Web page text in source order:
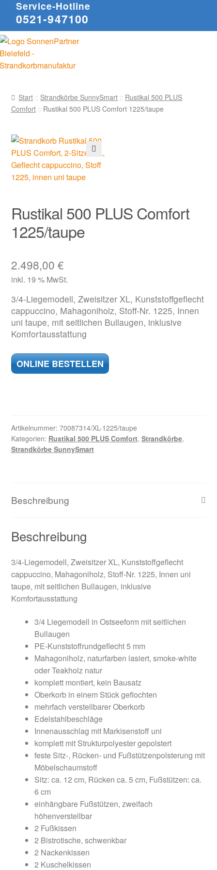
Service-Hotline
0521-947100
Start Strandkörbe SunnySmart
Rustikal 500 PLUS
Comfort
Rustikal 500 PLUS Comfort 1225/taupe
🔍
Rustikal 500 PLUS Comfort
1225/taupe
2.498,00 €
inkl. 19 % MwSt.
3/4-Liegemodell, Zweisitzer XL, Kunststoffgeflecht
cappuccino, Mahagoniholz, Stoff-Nr. 1225, Innen
uni taupe, mit seitlichen Bullaugen, inklusive
Komfortausstattung
ONLINE BESTELLEN
Artikelnummer: 70087314/XL-1225/taupe
Kategorien: Rustikal 500 PLUS Comfort, Strandkörbe,
Strandkörbe SunnySmart
Beschreibung
Beschreibung
3/4-Liegemodell, Zweisitzer XL, Kunststoffgeflecht
cappuccino, Mahagoniholz, Stoff-Nr. 1225, Innen uni
taupe, mit seitlichen Bullaugen, inklusive
Komfortausstattung
3/4 Liegemodell in Ostseeform mit seitlichen
Bullaugen
PE-Kunststoffrundgeflecht 5 mm
Mahagoniholz, naturfarben lasiert, smoke-white
oder Teakholz natur
komplett montiert, kein Bausatz
Oberkorb in einem Stück geflochten
mehrfach verstellbarer Oberkorb
Edelstahlbeschläge
Innenausschlag mit Markisenstoff uni
komplett mit Strukturpolyester gepolstert
feste Sitz-, Rücken- und Fußstützenpolsterung mit
Möbelschaumstoff
Sitz: ca. 12 cm, Rücken ca. 5 cm, Fußstützen: ca.
6 cm
einhängbare Fußstützen, zweifach
höhenverstellbar
2 Fußkissen
2 Bistrotische, schwenkbar
2 Nackenkissen
2 Kuschelkissen